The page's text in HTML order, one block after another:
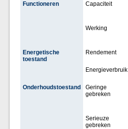
Functioneren
Capaciteit
Werking
Energetische
toestand
Rendement
Energieverbruik
Onderhoudstoestand
Geringe
gebreken
Serieuze
gebreken